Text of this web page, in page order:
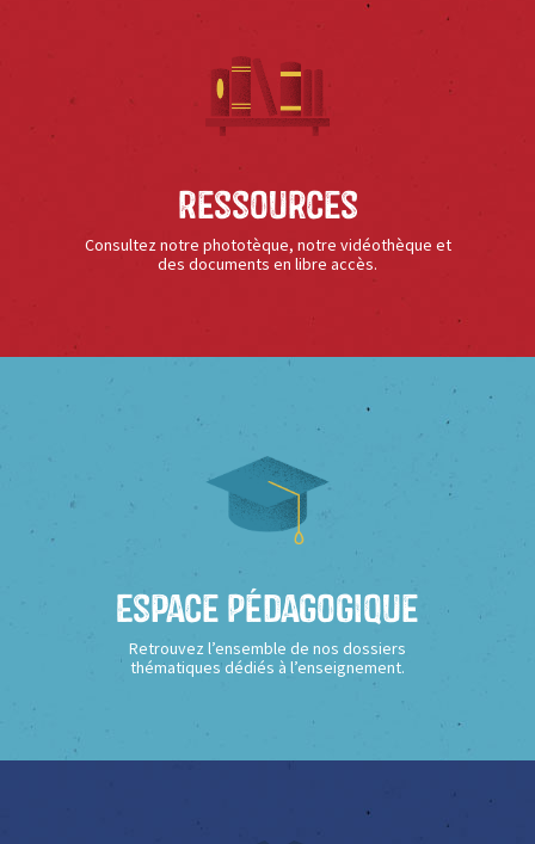
Ressources
Consultez notre phototèque, notre vidéothèque et
des documents en libre accès.
Espace Pédagogique
Retrouvez l’ensemble de nos dossiers
thématiques dédiés à l’enseignement.